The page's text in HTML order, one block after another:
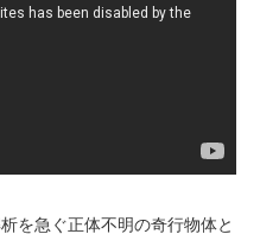
を急ぐ正体不明の奇行物体と